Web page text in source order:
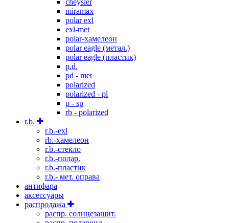
miramax
polar exl
exl-met
polar-хамелеон
polar eagle (метал.)
polar eagle (пластик)
p.d.
pd - met
polarized
polarized - pl
p - sp
rb - polarized
r.b.
r.b.-exl
rb.-хамелеон
r.b.-стекло
r.b.-полар.
r.b.-пластик
r.b.- мет. оправа
антифара
аксессуары
распродажа
распр. солнцезащит.